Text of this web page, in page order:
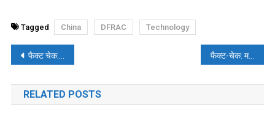
Tagged China DFRAC Technology
पोस्ट
नेविगेशन
फैक्ट चेक: दक्षिण अफ्रीका में कोविड के नए स्ट्रेन “ओमिक्रोन” की शुरुआत कब हुई थी? फैक्ट-चेक: महिलाओं की किडनैपिंग पर जागरुकता का वीडियो झूठे दावे के साथ वायरल
RELATED POSTS